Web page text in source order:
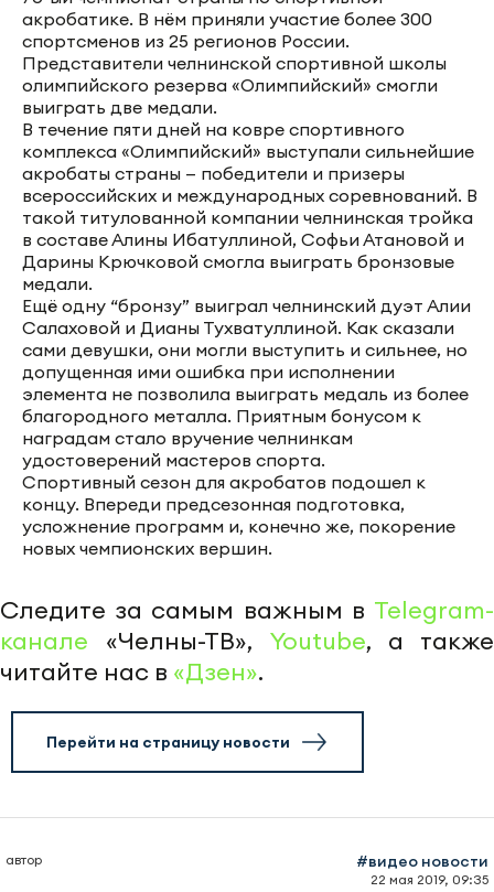
акробатике. В нём приняли участие более 300
спортсменов из 25 регионов России.
Представители челнинской спортивной школы
олимпийского резерва «Олимпийский» смогли
выиграть две медали.
В течение пяти дней на ковре спортивного
комплекса «Олимпийский» выступали сильнейшие
акробаты страны — победители и призеры
всероссийских и международных соревнований. В
такой титулованной компании челнинская тройка
в составе Алины Ибатуллиной, Софьи Атановой и
Дарины Крючковой смогла выиграть бронзовые
медали.
Ещё одну “бронзу” выиграл челнинский дуэт Алии
Салаховой и Дианы Тухватуллиной. Как сказали
сами девушки, они могли выступить и сильнее, но
допущенная ими ошибка при исполнении
элемента не позволила выиграть медаль из более
благородного металла. Приятным бонусом к
наградам стало вручение челнинкам
удостоверений мастеров спорта.
Спортивный сезон для акробатов подошел к
концу. Впереди предсезонная подготовка,
усложнение программ и, конечно же, покорение
новых чемпионских вершин.
Следите за самым важным в Telegram-
канале «Челны-ТВ», Youtube, а также
читайте нас в «Дзен».
Перейти на страницу новости
автор #видео новости
22 мая 2019, 09:35